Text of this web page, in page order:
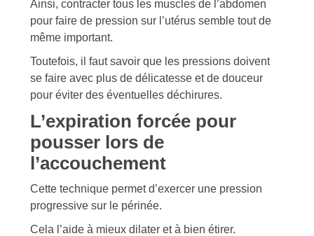
Ainsi, contracter tous les muscles de l’abdomen
pour faire de pression sur l’utérus semble tout de
même important.
Toutefois, il faut savoir que les pressions doivent
se faire avec plus de délicatesse et de douceur
pour éviter des éventuelles déchirures.
L’expiration forcée pour
pousser lors de
l’accouchement
Cette technique permet d’exercer une pression
progressive sur le périnée.
Cela l’aide à mieux dilater et à bien étirer.